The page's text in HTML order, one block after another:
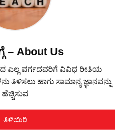
– About Us
ಎಲ್ಲ ವರ್ಗದವರಿಗೆ ವಿವಿಧ ರೀತಿಯ
ಹಾಗು ಸಾಮಾನ್ಯ ಜ್ಞಾನವನ್ನು
ಹೆಚ್ಚಿಸುವ
ತಿಳಿಯಿರಿ